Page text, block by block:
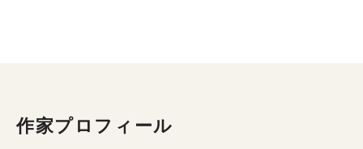
作家プロフィール